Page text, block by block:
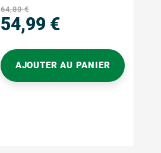
64,80 €
54,99 €
AJOUTER AU PANIER